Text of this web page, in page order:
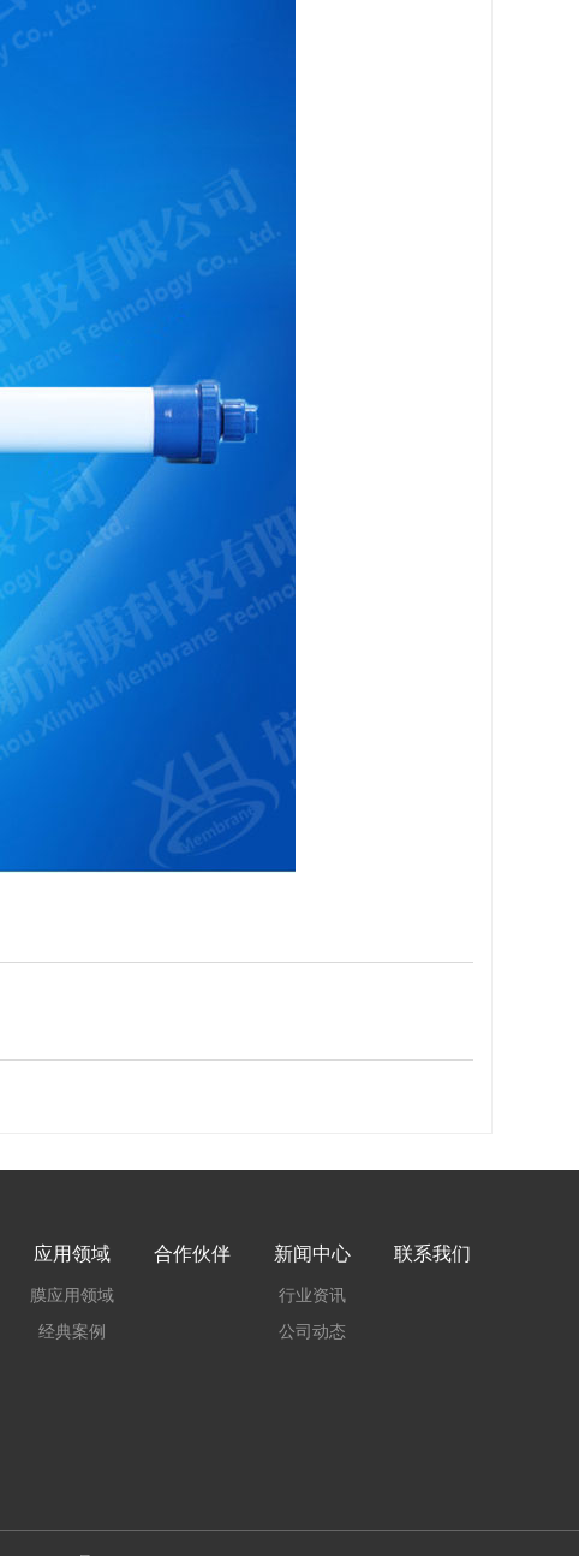
应用领域
膜应用领域
经典案例
合作伙伴 新闻中心
行业资讯
公司动态
联系我们